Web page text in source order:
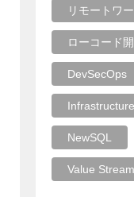
リモートワ
ローコード
DevSecOps
NewSQL
Value